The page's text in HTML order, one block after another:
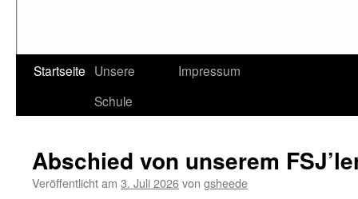
Startseite Unsere
Schule
Impressum
Abschied von unserem
Veröffentlicht am 3. Juli 2026von gsheede